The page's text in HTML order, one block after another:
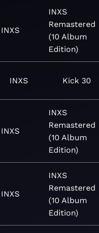
INXS
INXS
Remastered
(10 Album
Edition)
INXS Kick 30
INXS
INXS
Remastered
(10 Album
Edition)
INXS
INXS
Remastered
(10 Album
Edition)